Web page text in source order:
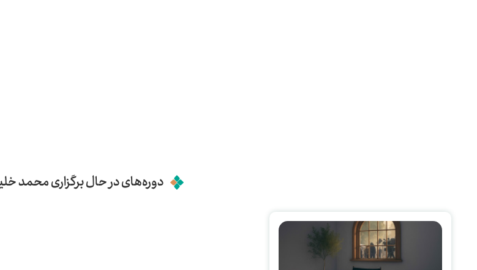
دوره‌های در حال برگزاری محمد